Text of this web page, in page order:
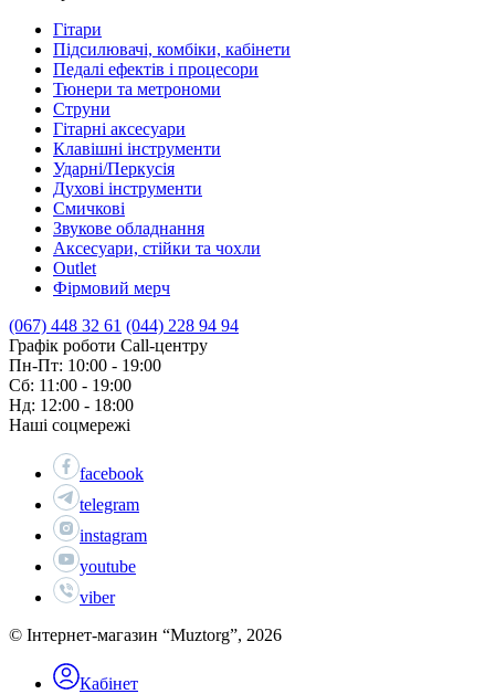
Гітари
Підсилювачі, комбіки, кабінети
Педалі ефектів і процесори
Тюнери та метрономи
Струни
Гітарні аксесуари
Клавішні інструменти
Ударні/Перкусія
Духові інструменти
Смичкові
Звукове обладнання
Аксесуари, стійки та чохли
Outlet
Фірмовий мерч
(067) 448 32 61 (044) 228 94 94
Графік роботи Call-центру
Пн-Пт: 10:00 - 19:00
Сб: 11:00 - 19:00
Нд: 12:00 - 18:00
Наші соцмережі
facebook
telegram
instagram
youtube
viber
© Інтернет-магазин “Muztorg”, 2026
Кабінет